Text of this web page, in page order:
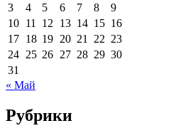
3
4 5 6 7 8
9
10 11 12 13 14 15 16
17 18 19 20 21 22 23
24 25 26 27 28 29 30
31
« Май
Рубрики